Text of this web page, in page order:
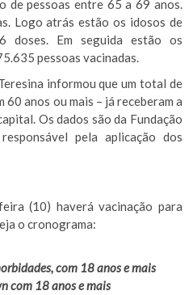
de pessoas entre 65 a 69 anos.
Logo atrás estão os idosos de
doses. Em seguida estão os
pessoas vacinadas.
informou que um total de
anos ou mais – já receberam a
Os dados são da Fundação
pela aplicação dos
(10) haverá vacinação para
o cronograma:
com 18 anos e mais
com 18 anos e mais